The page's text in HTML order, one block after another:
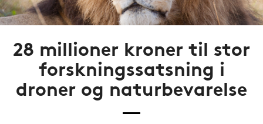
28 millioner kroner til stor
forskningssatsning i
droner og naturbevarelse